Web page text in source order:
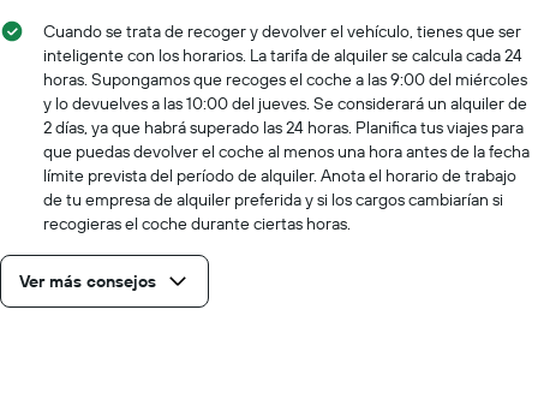
Cuando se trata de recoger y devolver el vehículo, tienes que ser
inteligente con los horarios. La tarifa de alquiler se calcula cada 24
horas. Supongamos que recoges el coche a las 9:00 del miércoles
y lo devuelves a las 10:00 del jueves. Se considerará un alquiler de
2 días, ya que habrá superado las 24 horas. Planifica tus viajes para
que puedas devolver el coche al menos una hora antes de la fecha
límite prevista del período de alquiler. Anota el horario de trabajo
de tu empresa de alquiler preferida y si los cargos cambiarían si
recogieras el coche durante ciertas horas.
Ver más consejos